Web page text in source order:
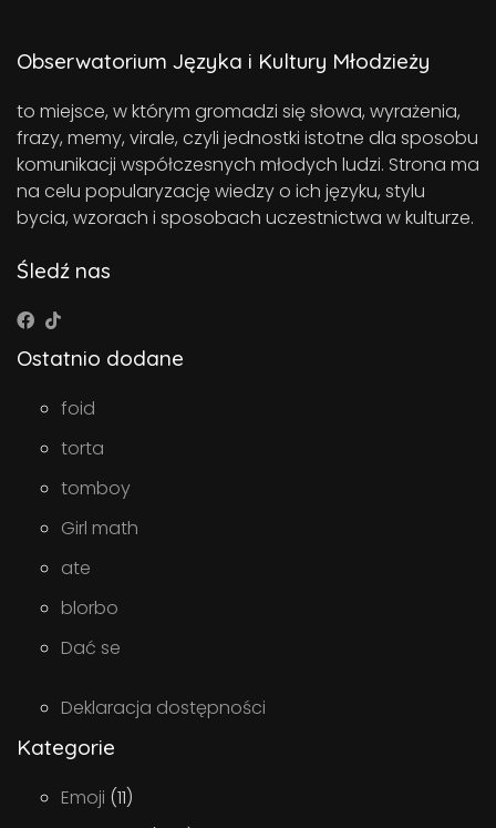
Obserwatorium Języka i Kultury Młodzieży
to miejsce, w którym gromadzi się słowa, wyrażenia,
frazy, memy, virale, czyli jednostki istotne dla sposobu
komunikacji współczesnych młodych ludzi. Strona ma
na celu popularyzację wiedzy o ich języku, stylu
bycia, wzorach i sposobach uczestnictwa w kulturze.
Śledź nas
Ostatnio dodane
foid
torta
tomboy
Girl math
ate
blorbo
Dać se
Deklaracja dostępności
Kategorie
Emoji (11)